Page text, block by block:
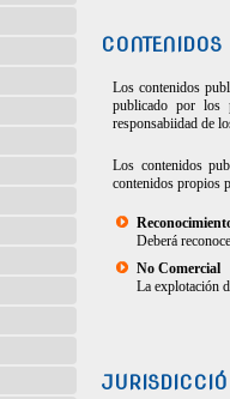
CONTENIDOS
Los contenidos
publicado por los
responsabiidad de
Los contenidos
contenidos propios
Deberá
No Comercial
La explotación